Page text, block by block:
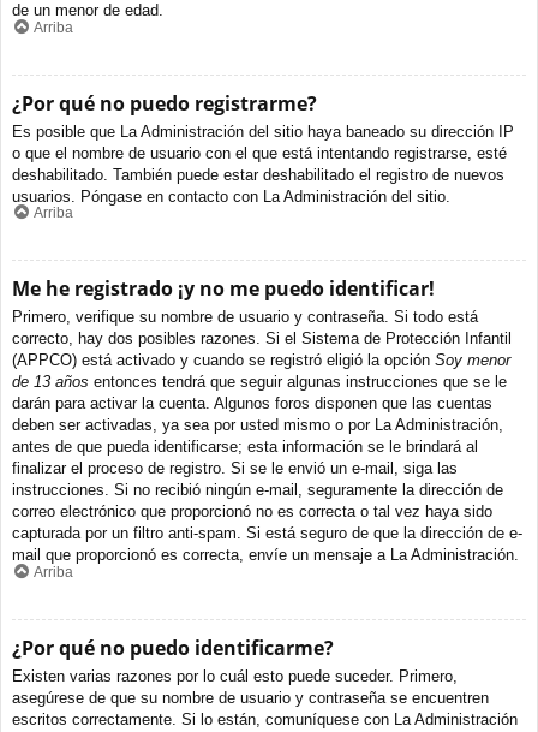
de un menor de edad.
Arriba
¿Por qué no puedo registrarme?
Es posible que La Administración del sitio haya baneado su dirección IP
o que el nombre de usuario con el que está intentando registrarse, esté
deshabilitado. También puede estar deshabilitado el registro de nuevos
usuarios. Póngase en contacto con La Administración del sitio.
Arriba
Me he registrado ¡y no me puedo identificar!
Primero, verifique su nombre de usuario y contraseña. Si todo está
correcto, hay dos posibles razones. Si el Sistema de Protección Infantil
(APPCO) está activado y cuando se registró eligió la opción Soy menor
de 13 años entonces tendrá que seguir algunas instrucciones que se le
darán para activar la cuenta. Algunos foros disponen que las cuentas
deben ser activadas, ya sea por usted mismo o por La Administración,
antes de que pueda identificarse; esta información se le brindará al
finalizar el proceso de registro. Si se le envió un e-mail, siga las
instrucciones. Si no recibió ningún e-mail, seguramente la dirección de
correo electrónico que proporcionó no es correcta o tal vez haya sido
capturada por un filtro anti-spam. Si está seguro de que la dirección de e-
mail que proporcionó es correcta, envíe un mensaje a La Administración.
Arriba
¿Por qué no puedo identificarme?
Existen varias razones por lo cuál esto puede suceder. Primero,
asegúrese de que su nombre de usuario y contraseña se encuentren
escritos correctamente. Si lo están, comuníquese con La Administración